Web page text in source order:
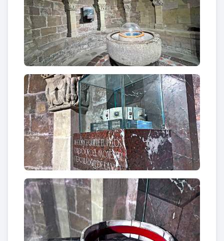
EL PELÓS / FUNDADOR DEL MONESTIR / I
REPOBLADOR DE LA VALL”
L’acte del dia 1 s’inscrivia dins els actes
d’homenatge al comte Guifré el Pilós, que es
portaren a terme entre el dia 1 i 4 d’agost de 1982 a
la vila de Sant Joan de les Abadesses. Així a les 6 de
la tarda tingué lloc el trasllat solemne de les
despulles del comte Guifré, provinents del monestir
de Ripoll des de l’entrada de la vila fins el monestir
amb unes paraules de recepció de monsenyor
Ramon Masnou, bisbe de Vic. Fou una cerimònia
simbòlica d'homenatge de la gent de la vall, amb
parlaments de Mn. Anton Martí, arxiprest i
copresident de la Comissió Organitzadora de
l'Homenatge; i de l'Hble. senyor Miquel Coll i
Alentorn, conseller adjunt a la presidència de la
Generalitat de Catalunya i president de la Comissió
Promotora de la Tomba. L’acte acabà amb exaltació